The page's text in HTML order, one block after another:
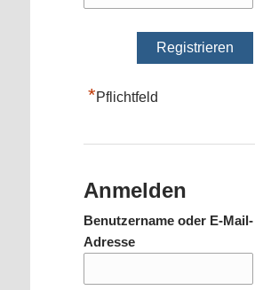
*Pflichtfeld
Anmelden
Benutzername oder E-Mail-
Adresse